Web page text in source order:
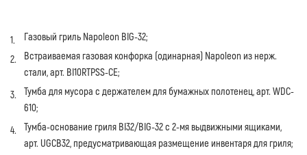
Газовый гриль Napoleon BIG-32;
Встраиваемая газовая конфорка (одинарная) Napoleon из нерж.
стали, арт. BI10RTPSS-CE;
Тумба для мусора с держателем для бумажных полотенец, арт. WDC-
610;
Тумба-основание гриля BI32/BIG-32 с 2-мя выдвижными ящиками,
арт. UGCB32, предусматривающая размещение инвентаря для гриля;